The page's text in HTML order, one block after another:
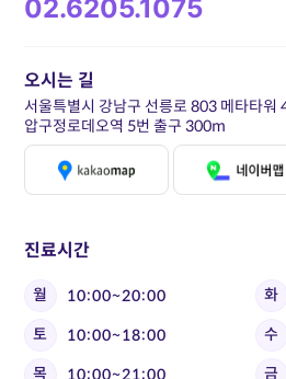
02.6205.1075
진료시간
월 10:00~20:00 화
토
10:00~18:00 수
목
10:00~21:00 금
오시는 길
서울특별시 강남구 선릉로 803 메타타워
압구정로데오역 5번 출구 300m